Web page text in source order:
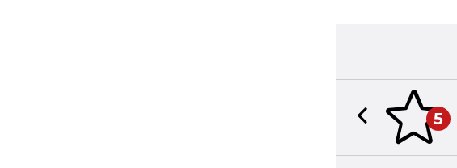
5
Previous slide